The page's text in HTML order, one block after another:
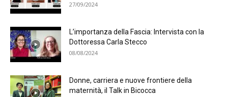
27/09/2024
L’importanza della Fascia: Intervista con la
Dottoressa Carla Stecco
08/08/2024
Donne, carriera e nuove frontiere della
maternità, il Talk in Bicocca